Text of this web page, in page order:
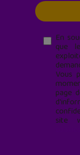
En
que
Vous
page
site